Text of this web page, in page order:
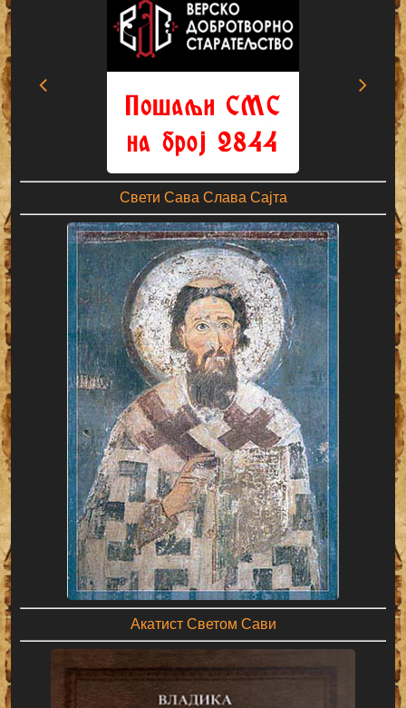
Свети Сава Слава Сајта
Акатист Светом Сави